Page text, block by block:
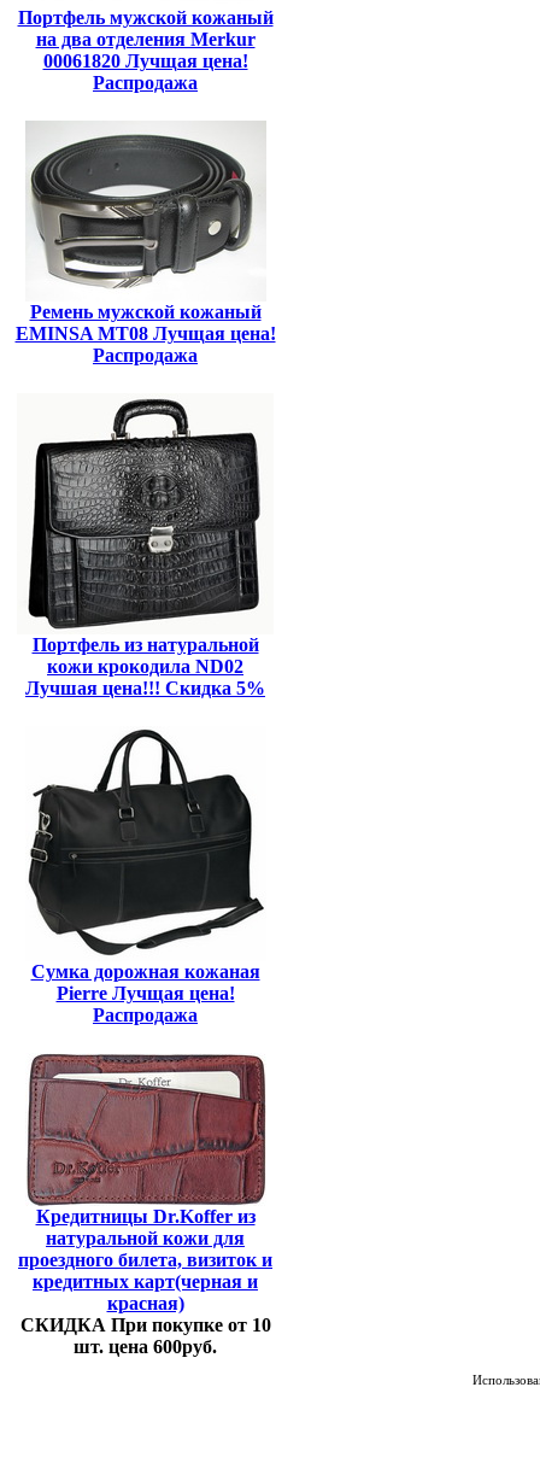
Портфель мужской кожаный
на два отделения Merkur
00061820 Лучщая цена!
Распродажа
Ремень мужской кожаный
EMINSA MT08 Лучщая цена!
Распродажа
Портфель из натуральной
кожи крокодила ND02
Лучшая цена!!! Скидка 5%
Сумка дорожная кожаная
Pierre Лучщая цена!
Распродажа
Кредитницы Dr.Koffer из
натуральной кожи для
проездного билета, визиток и
кредитных карт(черная и
красная)
СКИДКА При покупке от 10
шт. цена 600руб.